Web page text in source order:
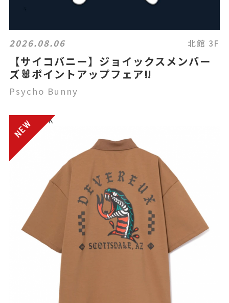
2026.08.06 北館 3F
【サイコバニー】ジョイックスメンバー
ズ🐰ポイントアップフェア‼️
Psycho Bunny
電話注文OK